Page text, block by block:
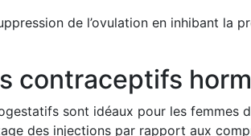
de l’ovulation en inhibant la
contraceptifs
sont idéaux pour les femmes
des injections par rapport aux